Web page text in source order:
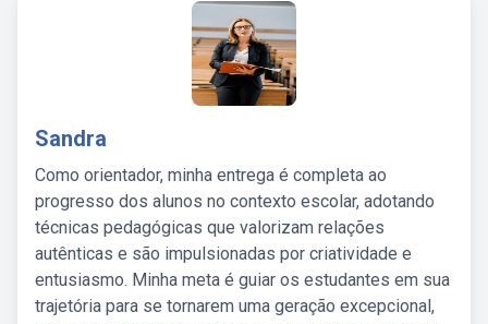
Sandra
Como orientador, minha entrega é completa ao
progresso dos alunos no contexto escolar, adotando
técnicas pedagógicas que valorizam relações
autênticas e são impulsionadas por criatividade e
entusiasmo. Minha meta é guiar os estudantes em sua
trajetória para se tornarem uma geração excepcional,